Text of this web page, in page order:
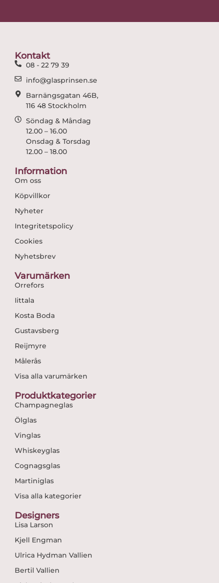
Kontakt
08 - 22 79 39
info@glasprinsen.se
Barnängsgatan 46B,
116 48 Stockholm
Söndag & Måndag
12.00 – 16.00
Onsdag & Torsdag
12.00 – 18.00
Information
Om oss
Köpvillkor
Nyheter
Integritetspolicy
Cookies
Nyhetsbrev
Varumärken
Orrefors
Iittala
Kosta Boda
Gustavsberg
Reijmyre
Målerås
Visa alla varumärken
Produktkategorier
Champagneglas
Ölglas
Vinglas
Whiskeyglas
Cognagsglas
Martiniglas
Visa alla kategorier
Designers
Lisa Larson
Kjell Engman
Ulrica Hydman Vallien
Bertil Vallien